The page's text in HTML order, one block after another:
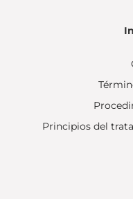
Principios del